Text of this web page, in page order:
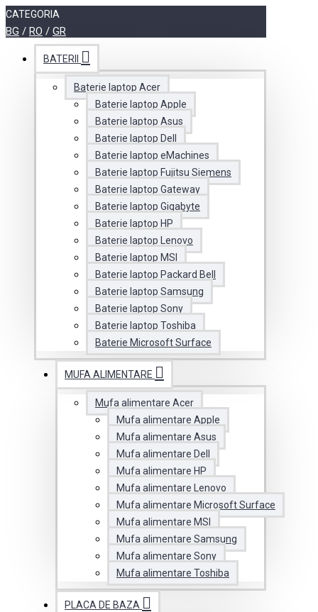
CATEGORIA
BG / RO / GR
BATERII
Baterie laptop Acer
Baterie laptop Apple
Baterie laptop Asus
Baterie laptop Dell
Baterie laptop eMachines
Baterie laptop Fujitsu Siemens
Baterie laptop Gateway
Baterie laptop Gigabyte
Baterie laptop HP
Baterie laptop Lenovo
Baterie laptop MSI
Baterie laptop Packard Bell
Baterie laptop Samsung
Baterie laptop Sony
Baterie laptop Toshiba
Baterie Microsoft Surface
MUFA ALIMENTARE
Mufa alimentare Acer
Mufa alimentare Apple
Mufa alimentare Asus
Mufa alimentare Dell
Mufa alimentare HP
Mufa alimentare Lenovo
Mufa alimentare Microsoft Surface
Mufa alimentare MSI
Mufa alimentare Samsung
Mufa alimentare Sony
Mufa alimentare Toshiba
PLACA DE BAZA